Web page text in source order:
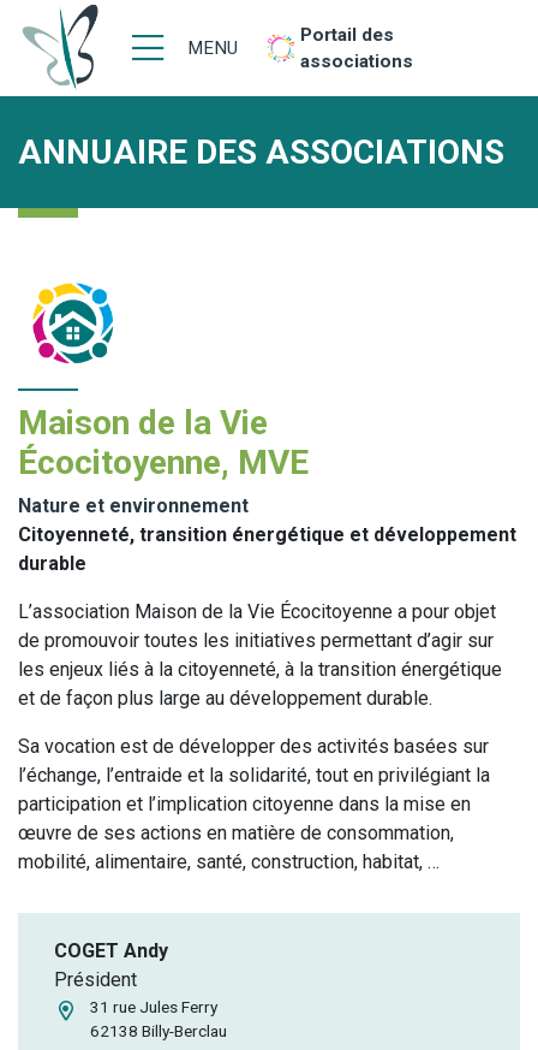
MENU
Portail des
associations
ANNUAIRE DES ASSOCIATIONS
Maison de la Vie
Écocitoyenne, MVE
Nature et environnement
Citoyenneté, transition énergétique et développement
durable
L’association Maison de la Vie Écocitoyenne a pour objet
de promouvoir toutes les initiatives permettant d’agir sur
les enjeux liés à la citoyenneté, à la transition énergétique
et de façon plus large au développement durable.
Sa vocation est de développer des activités basées sur
l’échange, l’entraide et la solidarité, tout en privilégiant la
participation et l’implication citoyenne dans la mise en
œuvre de ses actions en matière de consommation,
mobilité, alimentaire, santé, construction, habitat, …
COGET Andy
Président
31 rue Jules Ferry
62138 Billy-Berclau